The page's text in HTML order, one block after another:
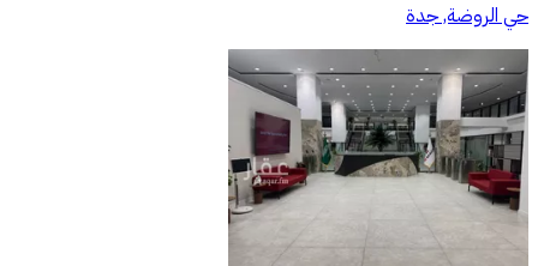
حي الروضة, جدة